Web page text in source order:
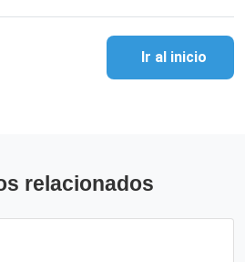
Ir al inicio
relacionados